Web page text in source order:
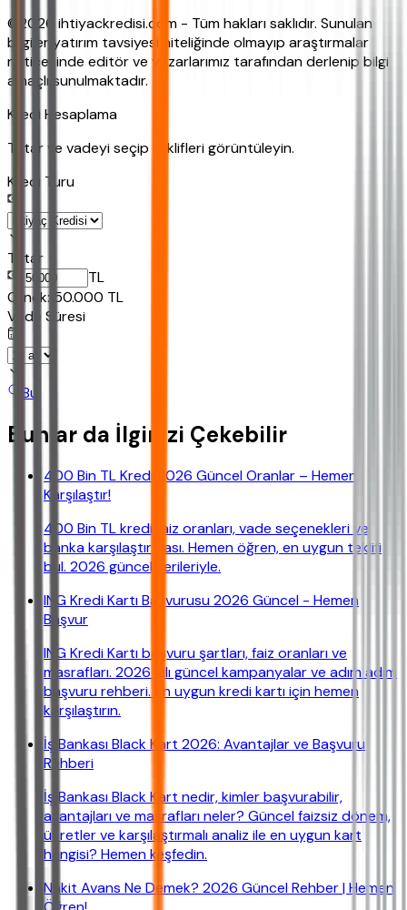
©2026 ihtiyackredisi.com - Tüm hakları saklıdır. Sunulan
bilgiler yatırım tavsiyesi niteliğinde olmayıp araştırmalar
neticesinde editör ve yazarlarımız tarafından derlenip bilgi
amaçlı sunulmaktadır.
Kredi Hesaplama
Tutar ve vadeyi seçip teklifleri görüntüleyin.
Kredi Turu
Tutar
TL
Ornek: 50.000 TL
Vade Süresi
Bul
Bunlar da İlginizi Çekebilir
400 Bin TL Kredi 2026 Güncel Oranlar – Hemen
Karşılaştır!
400 Bin TL kredi faiz oranları, vade seçenekleri ve
banka karşılaştırması. Hemen öğren, en uygun teklifi
bul. 2026 güncel verileriyle.
ING Kredi Kartı Başvurusu 2026 Güncel - Hemen
Başvur
ING Kredi Kartı başvuru şartları, faiz oranları ve
masrafları. 2026 yılı güncel kampanyalar ve adım adım
başvuru rehberi. En uygun kredi kartı için hemen
karşılaştırın.
İş Bankası Black Kart 2026: Avantajlar ve Başvuru
Rehberi
İş Bankası Black Kart nedir, kimler başvurabilir,
avantajları ve masrafları neler? Güncel faizsiz dönem,
ücretler ve karşılaştırmalı analiz ile en uygun kart
hangisi? Hemen keşfedin.
Nakit Avans Ne Demek? 2026 Güncel Rehber | Hemen